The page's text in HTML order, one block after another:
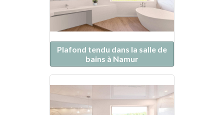
Plafond tendu dans la salle de
bains à Namur